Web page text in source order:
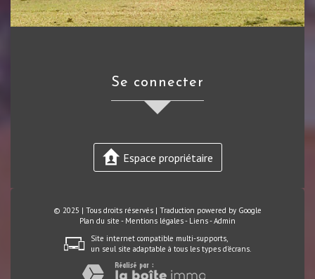
se connecter
Espace propriétaire
© 2025 | Tous droits réservés | Traduction powered by Google
Plan du site - Mentions légales- Liens-Admin
Site internet compatible multi-supports,
un seul site adaptable à tous les types d'écrans.